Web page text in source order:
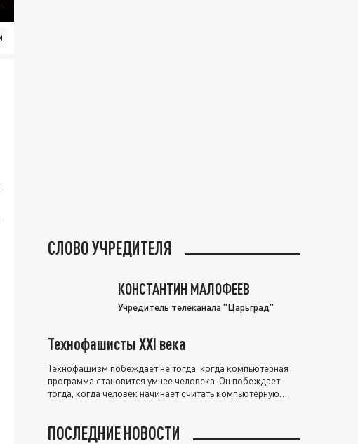
СЛОВО УЧРЕДИТЕЛЯ
КОНСТАНТИН МАЛОФЕЕВ
Учредитель телеканала "Царьград"
Технофашисты XXI века
Технофашизм побеждает не тогда, когда компьютерная
программа становится умнее человека. Он побеждает
тогда, когда человек начинает считать компьютерную
ПОСЛЕДНИЕ НОВОСТИ